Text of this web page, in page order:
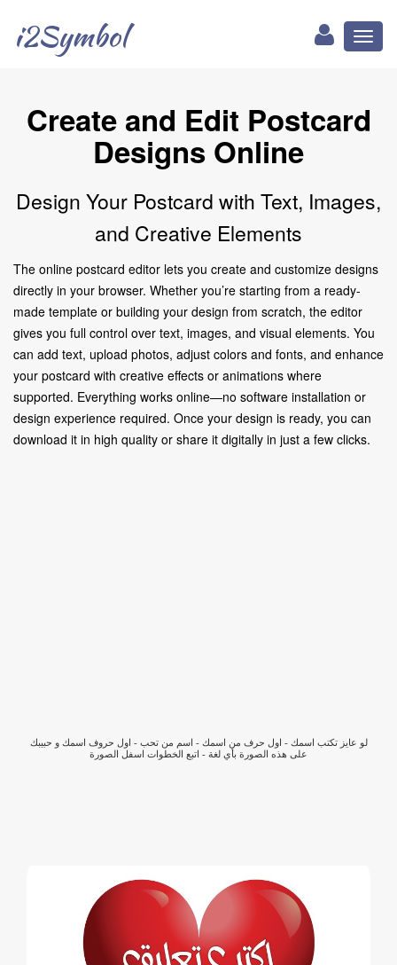
i2Symbol
Create and Edit Postcard
Designs Online
Design Your Postcard with Text, Images,
and Creative Elements
The online postcard editor lets you create and customize designs
directly in your browser. Whether you’re starting from a ready-
made template or building your design from scratch, the editor
gives you full control over text, images, and visual elements. You
can add text, upload photos, adjust colors and fonts, and enhance
your postcard with creative effects or animations where
supported. Everything works online—no software installation or
design experience required. Once your design is ready, you can
download it in high quality or share it digitally in just a few clicks.
لو عايز تكتب اسمك - اول حرف من اسمك - اسم من تحب - اول حروف اسمك و حبيبك
على هذه الصورة بأي لغة - اتبع الخطوات اسفل الصورة